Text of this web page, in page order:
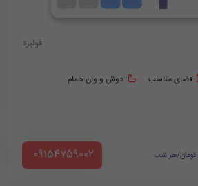
فولبرد
فضای مناسب دوش و وان حمام
تومان/هر شب ‪ 09154759002